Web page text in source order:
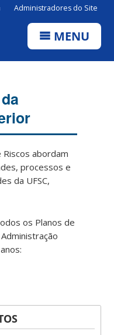
Administradores do Site
MENU
abordam
processos e
da UFSC,
os Planos de